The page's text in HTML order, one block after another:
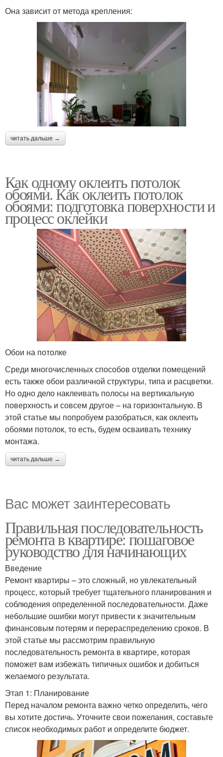
Она зависит от метода крепления:
читать дальше →
Как одному оклеить потолок
обоями. Как оклеить потолок
обоями: подготовка поверхности и
процесс оклейки
Обои на потолке
Среди многочисленных способов отделки помещений
есть также обои различной структуры, типа и расцветки.
Но одно дело наклеивать полосы на вертикальную
поверхность и совсем другое – на горизонтальную. В
этой статье мы попробуем разобраться, как оклеить
обоями потолок, то есть, будем осваивать технику
монтажа.
читать дальше →
Вас может заинтересовать
Правильная последовательность
ремонта в квартире: пошаговое
руководство для начинающих
Введение
Ремонт квартиры – это сложный, но увлекательный
процесс, который требует тщательного планирования и
соблюдения определенной последовательности. Даже
небольшие ошибки могут привести к значительным
финансовым потерям и перераспределению сроков. В
этой статье мы рассмотрим правильную
последовательность ремонта в квартире, которая
поможет вам избежать типичных ошибок и добиться
желаемого результата.
Этап 1: Планирование
Перед началом ремонта важно четко определить, чего
вы хотите достичь. Уточните свои пожелания, составьте
список необходимых работ и определите бюджет.